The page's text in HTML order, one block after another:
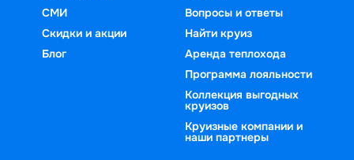
СМИ
Скидки и акции
Блог
Вопросы и ответы
Найти круиз
Аренда теплохода
Программа лояльности
Коллекция выгодных
круизов
Круизные компании и
наши партнеры